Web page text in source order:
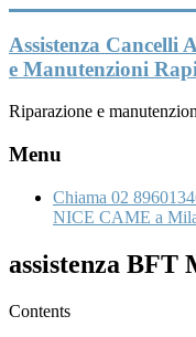
al
contenuto
Assistenza Cancelli
e Manutenzioni
Riparazione e
Menu
Chiama 02
NICE CAME a
assistenza
Contents